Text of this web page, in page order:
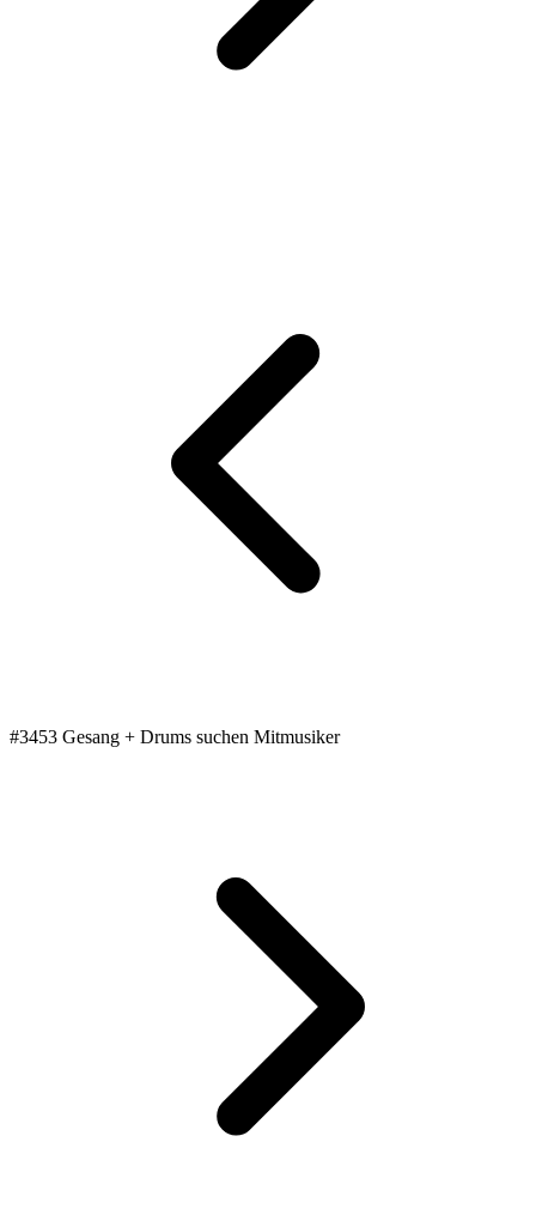
#3453 Gesang + Drums suchen Mitmusiker